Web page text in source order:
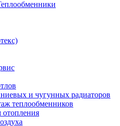
и чугунных радиаторов
теплообменников